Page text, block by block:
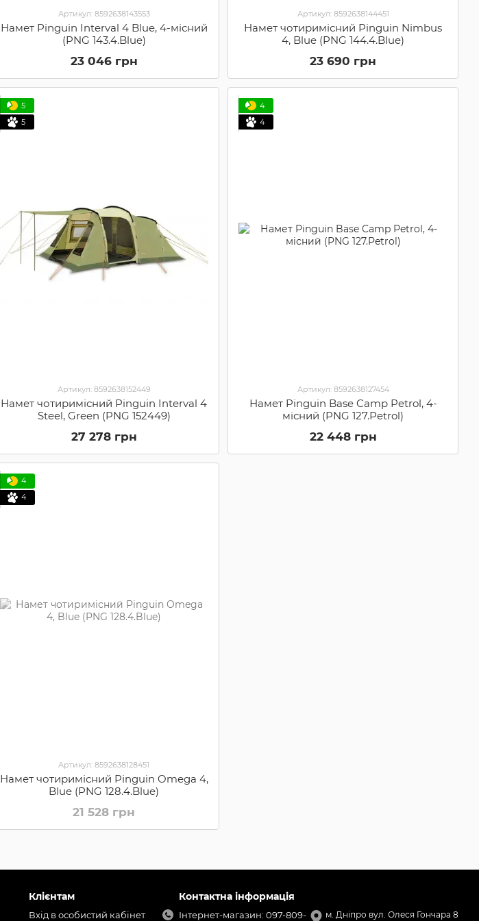
Артикул: 8592638143553
Намет Pinguin Interval 4 Blue, 4-місний
(PNG 143.4.Blue)
23 046 грн
Артикул: 8592638144451
Намет чотиримісний Pinguin Nimbus
4, Blue (PNG 144.4.Blue)
23 690 грн
5
5
Артикул: 8592638152449
Намет чотиримісний Pinguin Interval 4
Steel, Green (PNG 152449)
27 278 грн
4
4
Артикул: 8592638127454
Намет Pinguin Base Camp Petrol, 4-
місний (PNG 127.Petrol)
22 448 грн
4
4
Артикул: 8592638128451
Намет чотиримісний Pinguin Omega 4,
Blue (PNG 128.4.Blue)
21 528 грн
Клієнтам
Вхід в особистий кабінет
Контактна інформація
Інтернет-магазин: 097-809-
м. Дніпро вул. Олеся Гончара 8